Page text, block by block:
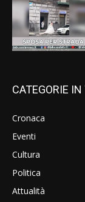
CATEGORIE
Cronaca
Eventi
Cultura
Politica
Attualità